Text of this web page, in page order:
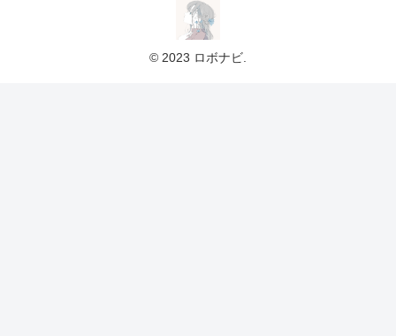
© 2023 ロボナビ.